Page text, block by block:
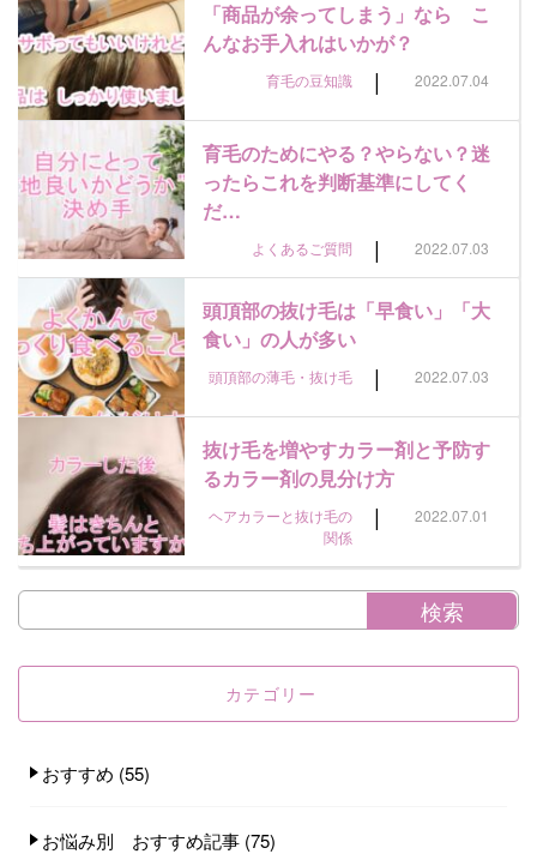
「商品が余ってしまう」なら こ
んなお手入れはいかが？
育毛の豆知識 | 2022.07.04
育毛のためにやる？やらない？迷
ったらこれを判断基準にしてく
だ…
よくあるご質問 | 2022.07.03
頭頂部の抜け毛は「早食い」「大
食い」の人が多い
頭頂部の薄毛・抜け毛 | 2022.07.03
抜け毛を増やすカラー剤と予防す
るカラー剤の見分け方
ヘアカラーと抜け毛の
関係
| 2022.07.01
カテゴリー
おすすめ (55)
お悩み別 おすすめ記事 (75)